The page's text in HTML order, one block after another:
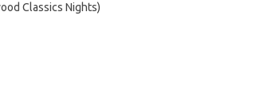
Classics Nights)